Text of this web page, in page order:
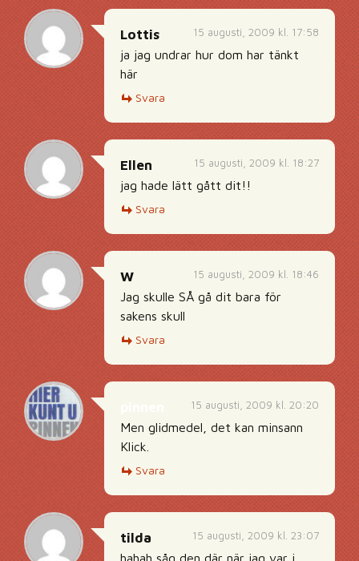
15 augusti, 2009 kl. 17:58
Lottis
ja jag undrar hur dom har tänkt
här
Svara
15 augusti, 2009 kl. 18:27
Ellen
jag hade lätt gått dit!!
Svara
15 augusti, 2009 kl. 18:46
W
Jag skulle SÅ gå dit bara för
sakens skull
Svara
15 augusti, 2009 kl. 20:20
Men glidmedel, det kan minsann
Klick.
Svara
15 augusti, 2009 kl. 23:07
tilda
hahah såg den där när jag var i